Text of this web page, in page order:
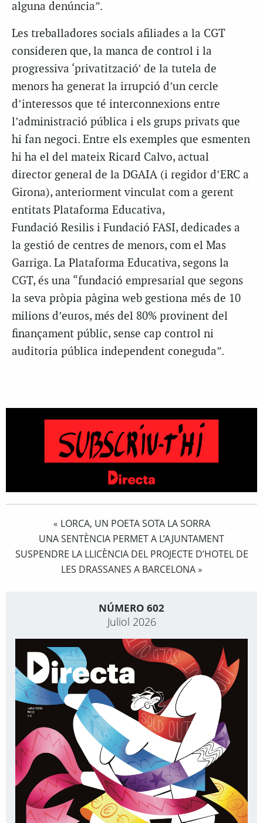
alguna denúncia”.
Les treballadores socials afiliades a la CGT
consideren que, la manca de control i la
progressiva ‘privatització’ de la tutela de
menors ha generat la irrupció d’un cercle
d’interessos que té interconnexions entre
l’administració pública i els grups privats que
hi fan negoci. Entre els exemples que esmenten
hi ha el del mateix Ricard Calvo, actual
director general de la DGAIA (i regidor d’ERC a
Girona), anteriorment vinculat com a gerent
entitats Plataforma Educativa,
Fundació Resilis i Fundació FASI, dedicades a
la gestió de centres de menors, com el Mas
Garriga. La Plataforma Educativa, segons la
CGT, és una “fundació empresarial que segons
la seva pròpia pàgina web gestiona més de 10
milions d’euros, més del 80% provinent del
finançament públic, sense cap control ni
auditoria pública independent coneguda”.
« ​LORCA, UN POETA SOTA LA SORRA
UNA SENTÈNCIA PERMET A L’AJUNTAMENT
SUSPENDRE LA LLICÈNCIA DEL PROJECTE D’HOTEL DE
LES DRASSANES A BARCELONA»
NÚMERO 602
Juliol 2026